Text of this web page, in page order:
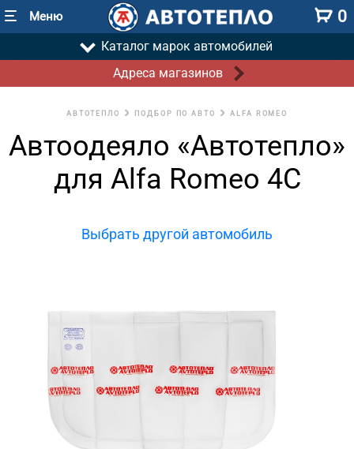
Меню 0
Каталог марок автомобилей
Адреса магазинов
АВТОТЕПЛО ПОДБОР ПО АВТО ALFA ROMEO
Автоодеяло «Автотепло»
для Alfa Romeo 4C
Выбрать другой автомобиль